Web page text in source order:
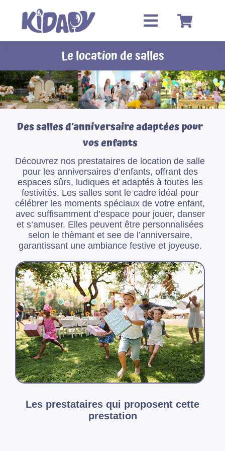
contenu
Le location de salles
Des salles d’anniversaire adaptées pour
vos enfants
Découvrez nos prestataires de location de salle
pour les anniversaires d’enfants, offrant des
espaces sûrs, ludiques et adaptés à toutes les
festivités. Les salles sont le cadre idéal pour
célébrer les moments spéciaux de votre enfant,
avec suffisamment d’espace pour jouer, danser
et s’amuser. Elles peuvent être personnalisées
selon le thèmant et see de l’anniversaire,
garantissant une ambiance festive et joyeuse.
Les prestataires qui proposent cette
prestation